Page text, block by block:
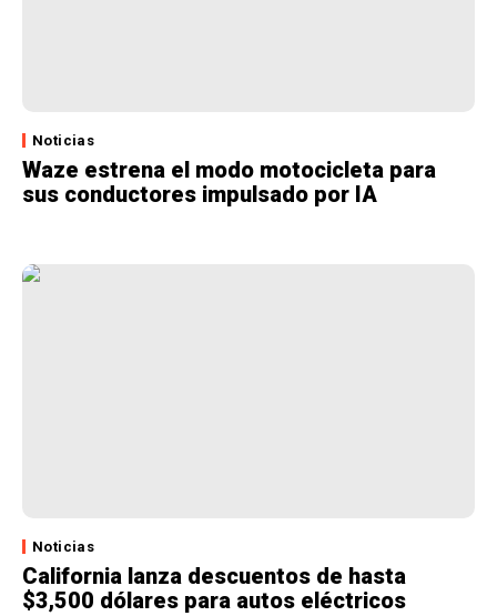
Noticias
Waze estrena el modo motocicleta para
sus conductores impulsado por IA
Noticias
California lanza descuentos de hasta
$3,500 dólares para autos eléctricos